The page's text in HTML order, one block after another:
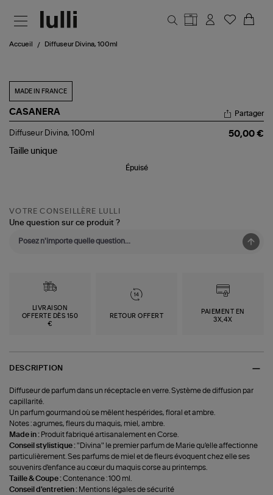
Accueil Diffuseur Divina, 100ml
MADE IN FRANCE
CASANERA
Diffuseur
100ml
Partager
Diffuseur Divina, 100ml
50,00 €
Taille unique
Épuisé
VOTRE CONSEILLÈRE LULLI
Une question sur ce produit ?
LIVRAISON
OFFERTE DÈS 150
€
RETOUR OFFERT
PAIEMENT EN
3X,4X
DESCRIPTION
Diffuseur de parfum dans un réceptacle en verre. Système de diffusion par
capillarité.
Un parfum gourmand où se mêlent hespérides, floral et ambre.
Notes : agrumes, fleurs du maquis, miel, ambre.
Made in : Produit fabriqué artisanalement en Corse.
Conseil stylistique :"Divina" le premier parfum de Marie qu'elle affectionne
particulièrement. Ses parfums de miel et de fleurs évoquent chez elle ses
souvenirs d'enfance au cœur du maquis corse au printemps.
Taille & Coupe :Contenance : 100 ml.
Conseil d'entretien : Mentions légales de sécurité